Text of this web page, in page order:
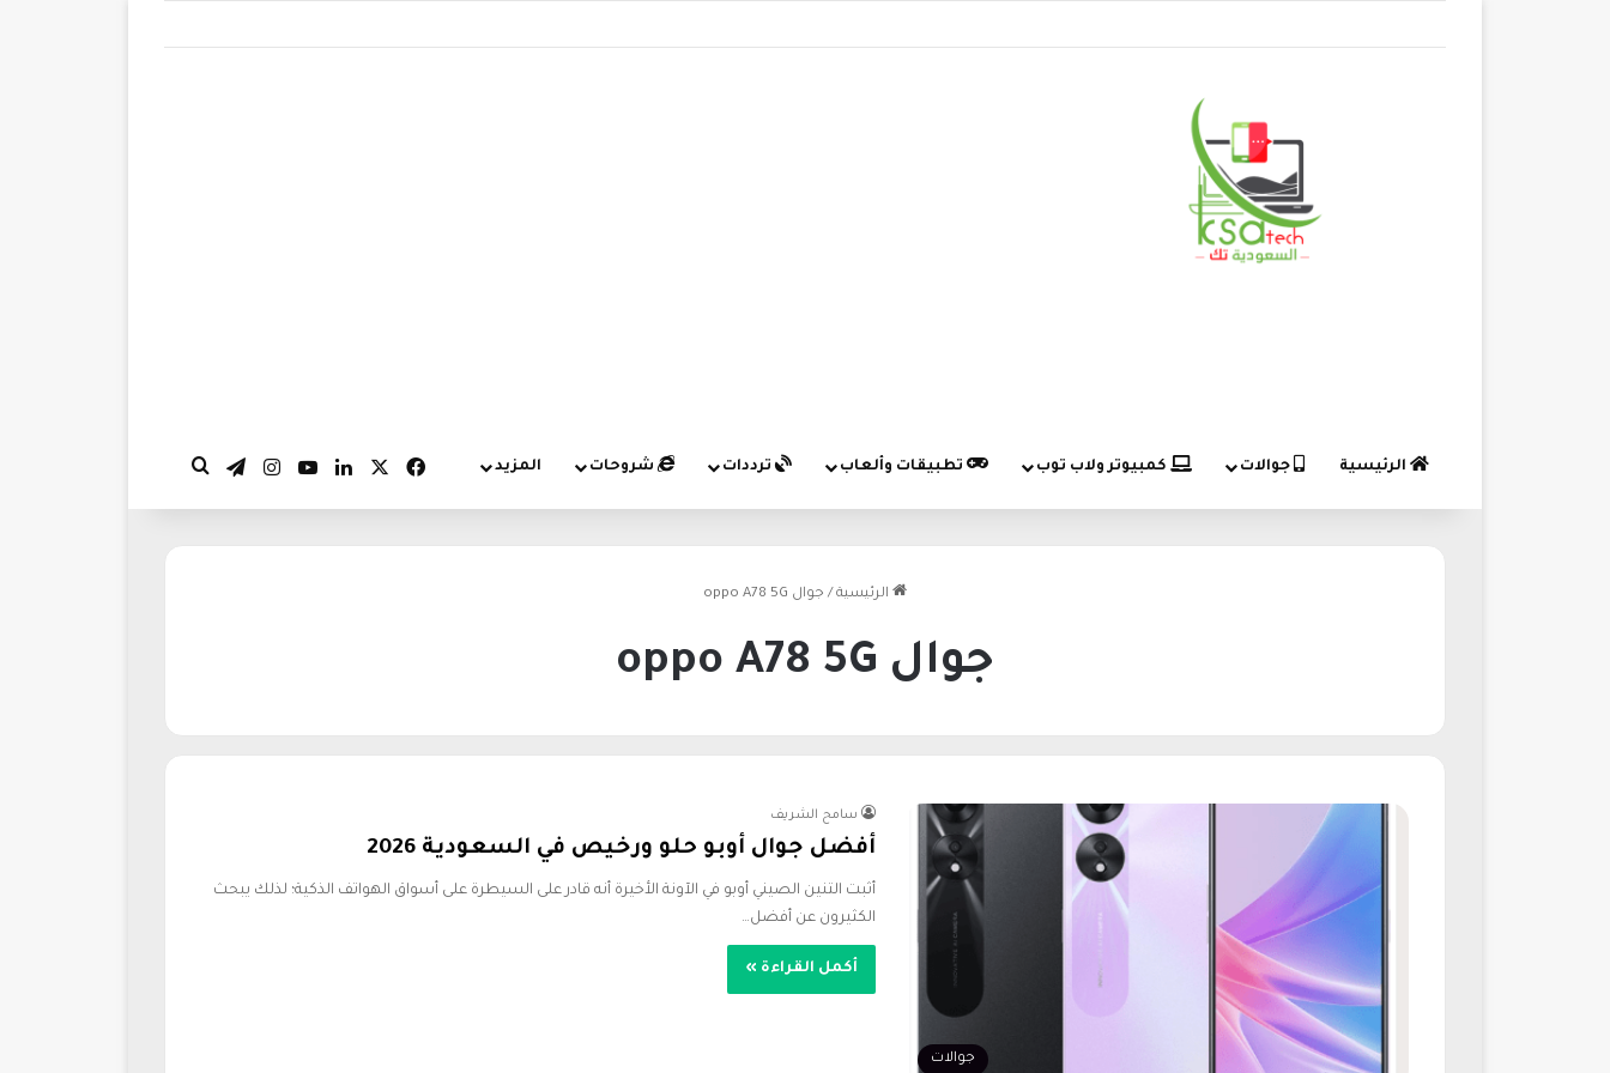
الرئيسية جوالات كمبيوتر ولاب توب تطبيقات وألعاب ترددات شروحات المزيد فيسبوك لينكدإن‫YouTubeانستقرام
تيلقرام
الرئيسية / جوال oppo A78 5G
جوال oppo A78 5G
جوالات
سامح الشريف
أفضل جوال أوبو حلو ورخيص في السعودية 2026
أثبت التنين الصيني أوبو في الآونة الأخيرة أنه قادر على السيطرة على أسواق الهواتف الذكية؛ لذلك يبحث
الكثيرون عن أفضل…
أكمل القراءة »